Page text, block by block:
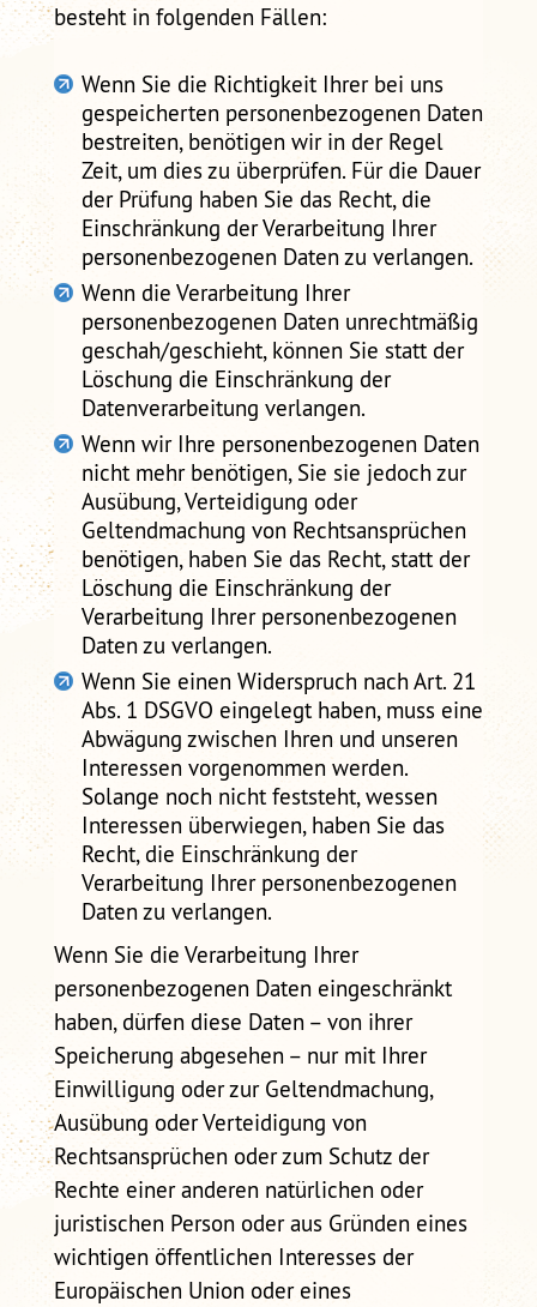
besteht in folgenden Fällen:
Wenn Sie die Richtigkeit Ihrer bei uns
gespeicherten personenbezogenen Daten
bestreiten, benötigen wir in der Regel
Zeit, um dies zu überprüfen. Für die Dauer
der Prüfung haben Sie das Recht, die
Einschränkung der Verarbeitung Ihrer
personenbezogenen Daten zu verlangen.
Wenn die Verarbeitung Ihrer
personenbezogenen Daten unrechtmäßig
geschah/geschieht, können Sie statt der
Löschung die Einschränkung der
Datenverarbeitung verlangen.
Wenn wir Ihre personenbezogenen Daten
nicht mehr benötigen, Sie sie jedoch zur
Ausübung, Verteidigung oder
Geltendmachung von Rechtsansprüchen
benötigen, haben Sie das Recht, statt der
Löschung die Einschränkung der
Verarbeitung Ihrer personenbezogenen
Daten zu verlangen.
Wenn Sie einen Widerspruch nach Art. 21
Abs. 1 DSGVO eingelegt haben, muss eine
Abwägung zwischen Ihren und unseren
Interessen vorgenommen werden.
Solange noch nicht feststeht, wessen
Interessen überwiegen, haben Sie das
Recht, die Einschränkung der
Verarbeitung Ihrer personenbezogenen
Daten zu verlangen.
Wenn Sie die Verarbeitung Ihrer
personenbezogenen Daten eingeschränkt
haben, dürfen diese Daten – von ihrer
Speicherung abgesehen – nur mit Ihrer
Einwilligung oder zur Geltendmachung,
Ausübung oder Verteidigung von
Rechtsansprüchen oder zum Schutz der
Rechte einer anderen natürlichen oder
juristischen Person oder aus Gründen eines
wichtigen öffentlichen Interesses der
Europäischen Union oder eines